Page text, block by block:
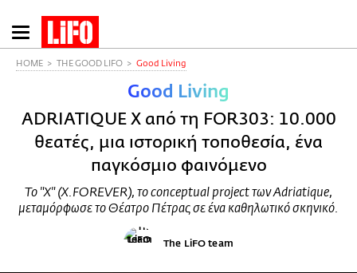
Παράκαμψη
προς
HOME THE GOOD LIFO Good Living
Good Living
ADRIATIQUE X από τη FOR303: 10.000
θεατές, μια ιστορική τοποθεσία, ένα
παγκόσμιο φαινόμενο
Το "X" (X.FOREVER), το conceptual project των Adriatique,
μεταμόρφωσε το Θέατρο Πέτρας σε ένα καθηλωτικό σκηνικό.
The LiFO team